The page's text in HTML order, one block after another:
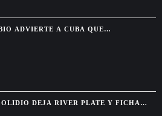
ADVIERTE A CUBA QUE
DEJA RIVER PLATE Y FICHA
DA GAMA HASTA 2029